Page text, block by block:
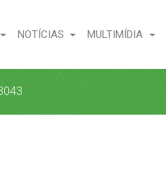
NOTÍCIAS MULTIMÍDIA